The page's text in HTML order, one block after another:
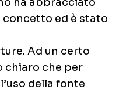
ed è stato
Ad un certo
chiaro che per
della fonte